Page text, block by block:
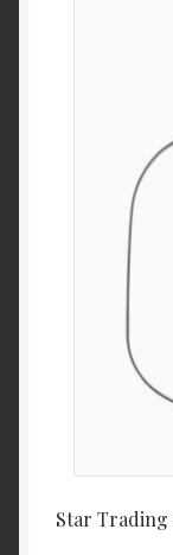
Star Trading